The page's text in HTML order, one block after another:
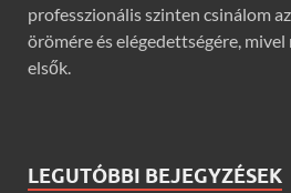
professzionális szinten csinálom
örömére és elégedettségére, mivel
elsők.
LEGUTÓBBI BEJEGYZÉSEK